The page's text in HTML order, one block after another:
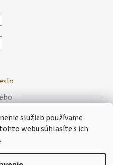
služieb používame
webu súhlasíte s ich
.
sa cez Facebook
sa cez Google